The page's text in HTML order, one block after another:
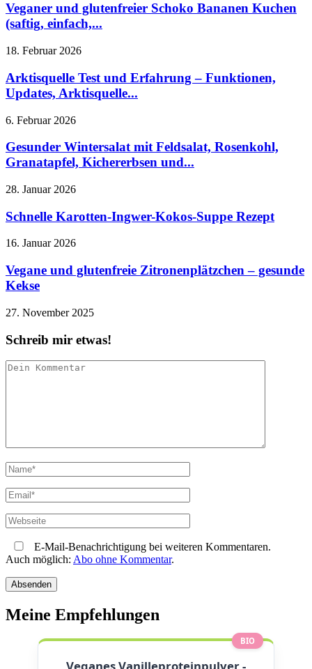
Veganer und glutenfreier Schoko Bananen Kuchen
(saftig, einfach,...
18. Februar 2026
Arktisquelle Test und Erfahrung – Funktionen,
Updates, Arktisquelle...
6. Februar 2026
Gesunder Wintersalat mit Feldsalat, Rosenkohl,
Granatapfel, Kichererbsen und...
28. Januar 2026
Schnelle Karotten-Ingwer-Kokos-Suppe Rezept
16. Januar 2026
Vegane und glutenfreie Zitronenplätzchen – gesunde
Kekse
27. November 2025
Schreib mir etwas!
E-Mail-Benachrichtigung bei weiteren Kommentaren.
Auch möglich: Abo ohne Kommentar.
Meine Empfehlungen
BIO